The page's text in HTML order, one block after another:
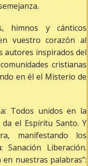
himnos y cánticos
vuestro corazón al
autores inspirados del
cristianas
en él el Misterio de
Todos unidos en la
el Espíritu Santo. Y
manifestando los
Liberación.
nuestras palabras”: